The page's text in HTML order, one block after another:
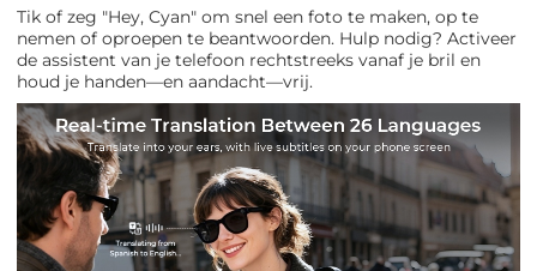
Tik of zeg "Hey, Cyan" om snel een foto te maken, op te
nemen of oproepen te beantwoorden. Hulp nodig? Activeer
de assistent van je telefoon rechtstreeks vanaf je bril en
houd je handen—en aandacht—vrij.